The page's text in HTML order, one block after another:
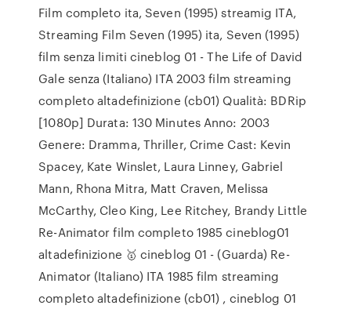
Film completo ita, Seven (1995) streamig ITA,
Streaming Film Seven (1995) ita, Seven (1995)
film senza limiti cineblog 01 - The Life of David
Gale senza (Italiano) ITA 2003 film streaming
completo altadefinizione (cb01) Qualità: BDRip
[1080p] Durata: 130 Minutes Anno: 2003
Genere: Dramma, Thriller, Crime Cast: Kevin
Spacey, Kate Winslet, Laura Linney, Gabriel
Mann, Rhona Mitra, Matt Craven, Melissa
McCarthy, Cleo King, Lee Ritchey, Brandy Little
Re-Animator film completo 1985 cineblog01
altadefinizione 🥇 cineblog 01 - (Guarda) Re-
Animator (Italiano) ITA 1985 film streaming
completo altadefinizione (cb01) , cineblog 01